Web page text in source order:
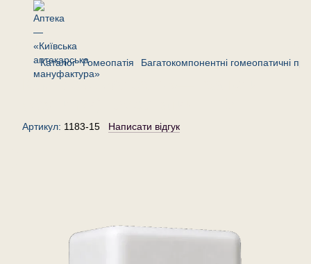
Каталог Гомеопатія Багатокомпонентні гомеопатичні
Комплекс «Алергія»— гранули
Артикул: 1183-15 Написати відгук